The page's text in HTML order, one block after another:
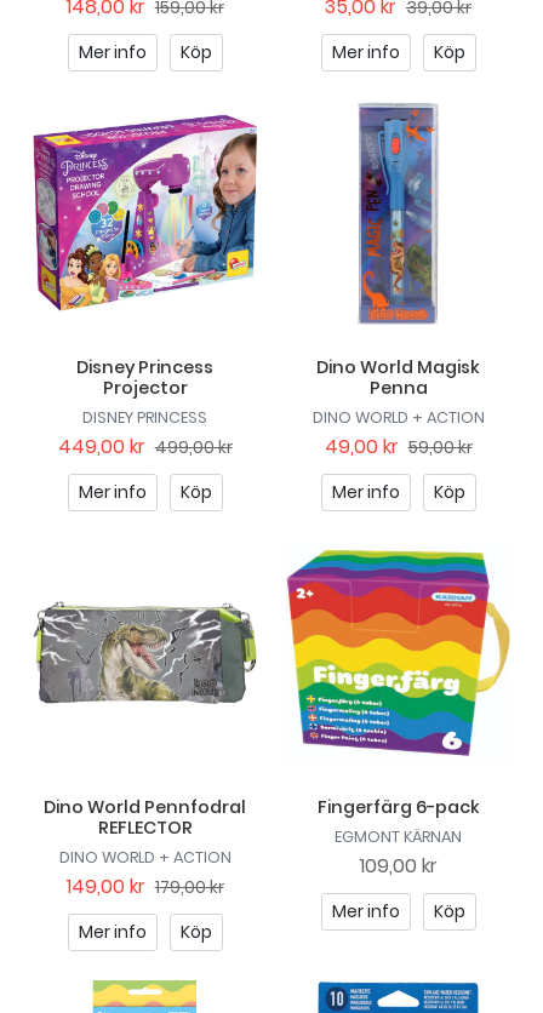
148,00 kr 159,00 kr
Mer info
Köp
35,00 kr 39,00 kr
Mer info
Köp
Disney Princess
Projector
DISNEY PRINCESS
449,00 kr 499,00 kr
Mer info
Köp
Dino World Magisk
Penna
DINO WORLD + ACTION
49,00 kr 59,00 kr
Mer info
Köp
Dino World Pennfodral
REFLECTOR
DINO WORLD + ACTION
149,00 kr 179,00 kr
Mer info
Köp
Fingerfärg 6-pack
EGMONT KÄRNAN
109,00 kr
Mer info Köp